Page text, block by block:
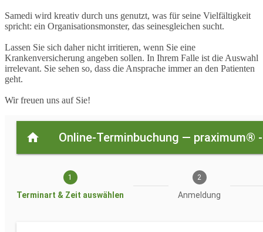
Samedi wird kreativ durch uns genutzt, was für seine Vielfältigkeit
spricht: ein Organisationsmonster, das seinesgleichen sucht.
Lassen Sie sich daher nicht irritieren, wenn Sie eine
Krankenversicherung angeben sollen. In Ihrem Falle ist die Auswahl
irrelevant. Sie sehen so, dass die Ansprache immer an den Patienten
geht.
Wir freuen uns auf Sie!